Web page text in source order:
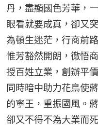
丹，盡顯國色芳華，
眼看就要成真，卻又
為頓生迷茫，行商前
惟芳豁然開朗，徹悟
授百姓立業，創辦平
同時暗中助力花鳥使
的寧王，重振國風。
卻又不得不為大業而